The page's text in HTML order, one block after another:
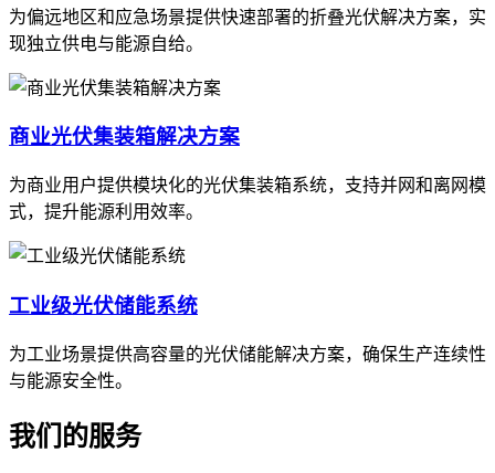
为偏远地区和应急场景提供快速部署的折叠光伏解决方案，实
现独立供电与能源自给。
商业光伏集装箱解决方案
为商业用户提供模块化的光伏集装箱系统，支持并网和离网模
式，提升能源利用效率。
工业级光伏储能系统
为工业场景提供高容量的光伏储能解决方案，确保生产连续性
与能源安全性。
我们的服务